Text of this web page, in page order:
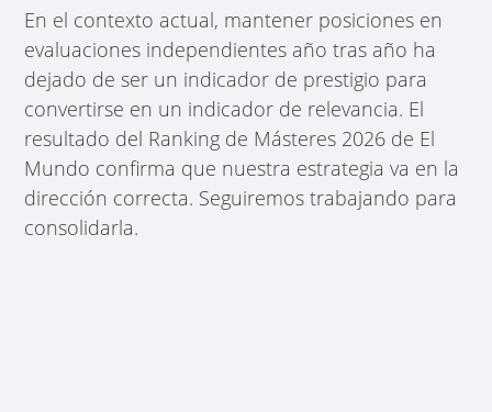
En el contexto actual, mantener posiciones en
evaluaciones independientes año tras año ha
dejado de ser un indicador de prestigio para
convertirse en un indicador de relevancia. El
resultado del Ranking de Másteres 2026 de El
Mundo confirma que nuestra estrategia va en la
dirección correcta. Seguiremos trabajando para
consolidarla.